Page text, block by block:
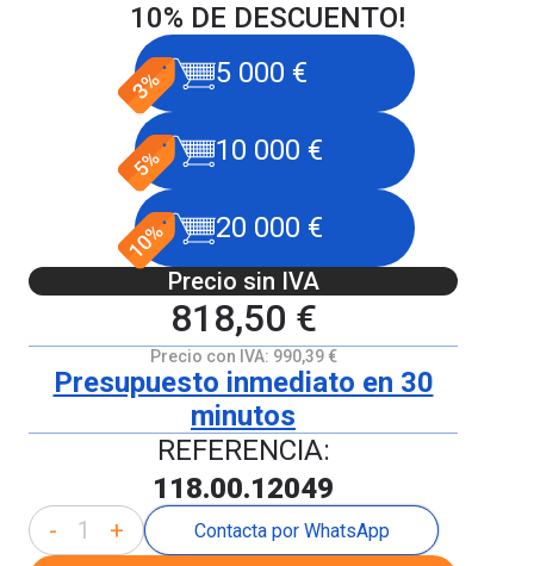
10% DE DESCUENTO!
5 000 €
10 000 €
20 000 €
Precio sin IVA
818,50 €
Precio con IVA: 990,39 €
Presupuesto inmediato en 30
minutos
REFERENCIA:
118.00.12049
- + Contacta por WhatsApp